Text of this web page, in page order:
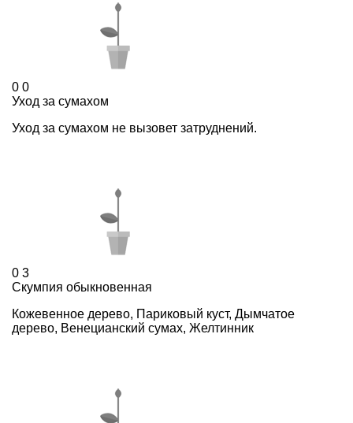
0 0
Уход за сумахом
Уход за сумахом не вызовет затруднений.
0 3
Скумпия обыкновенная
Кожевенное дерево, Париковый куст, Дымчатое
дерево, Венецианский сумах, Желтинник